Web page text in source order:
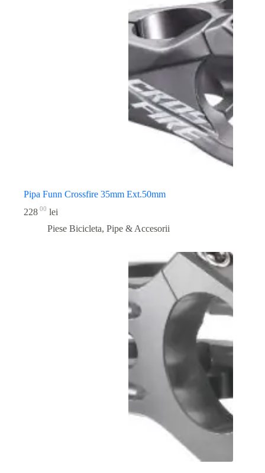
Pipa Funn Crossfire 35mm Ext.50mm
228 00 lei
Piese Bicicleta, Pipe & Accesorii